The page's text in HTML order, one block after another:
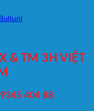
& TM 3H VIỆT
404 88